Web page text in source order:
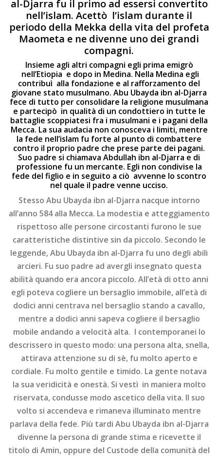
al-Djarra fu il primo ad essersi convertito
nell’islam. Acettò l’islam durante il
periodo della Mekka della vita del profeta
Maometa e ne divenne uno dei grandi
compagni.
Insieme agli altri compagni egli prima emigrò
nell’Etiopia e dopo in Medina. Nella Medina egli
contribuì alla fondazione e al rafforzamento del
giovane stato musulmano. Abu Ubayda ibn al-Djarra
fece di tutto per consolidare la religione musulmana
e partecipò in qualità di un condottiero in tutte le
battaglie scoppiatesi fra i musulmani e i pagani della
Mecca. La sua audacia non conosceva i limiti, mentre
la fede nell’islam fu forte al punto di combattere
contro il proprio padre che prese parte dei pagani.
Suo padre si chiamava Abdullah ibn al-Djarra e di
professione fu un mercante. Egli non condivise la
fede del figlio e in seguito a ciò avvenne lo scontro
nel quale il padre venne ucciso.
Stesso Abu Ubayda ibn al-Djarra nacque intorno
all’anno 584 alla Mecca. La modestia e atteggiamento
rispettoso alle persone circostanti furono le sue
caratteristiche distintive sin da piccolo. Secondo le
leggende, Abu Ubayda ibn al-Djarra fu uno degli abili
arcieri. Fu suo padre ad avergli insegnato questa
abilità quando era ancora piccolo. All’età di otto anni
egli poteva cogliere un bersaglio immobile, all’età di
dodici anni centrava nel bersaglio stando a cavallo,
mentre a dodici anni sapeva cogliere il bersaglio
mobile andando a velocità alta. I contemporanei lo
descrissero in questo modo: una persona alta, snella,
attirava attenzione su di sè, fu molto aperto e
cordiale. Fu molto gentile e timido. La gente notava
la sua veridicità e onestà. Si vestì in maniera molto
riservata, condusse modo ascetico della vita. Il suo
volto si accendeva e rimaneva illuminato mentre
parlava della fede. Più tardi Abu Ubayda ibn al-Djarra
divenne la persona di grande stima e ricevette il
titolo di Amin, oppure del Custode della comunità del